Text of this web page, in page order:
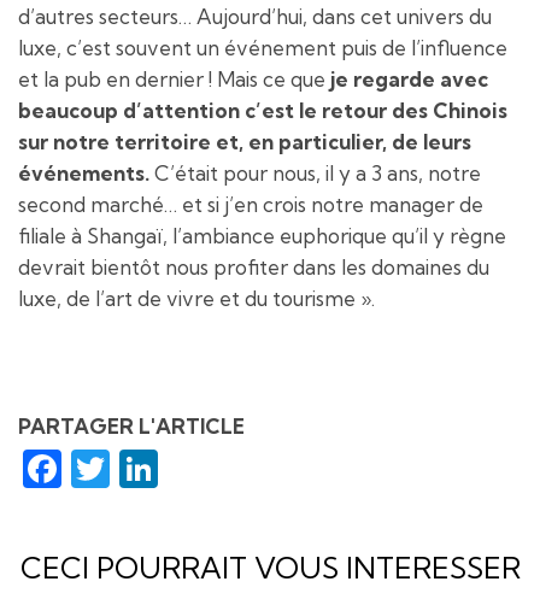
d’autres secteurs… Aujourd’hui, dans cet univers du
luxe, c’est souvent un événement puis de l’influence
et la pub en dernier ! Mais ce que je regarde avec
beaucoup d’attention c’est le retour des Chinois
sur notre territoire et, en particulier, de leurs
événements.C’était pour nous, il y a 3 ans, notre
second marché… et si j’en crois notre manager de
filiale à Shangaï, l’ambiance euphorique qu’il y règne
devrait bientôt nous profiter dans les domaines du
luxe, de l’art de vivre et du tourisme ».
PARTAGER L'ARTICLE
Facebook
Twitter
CECI POURRAIT VOUS INTERESSER